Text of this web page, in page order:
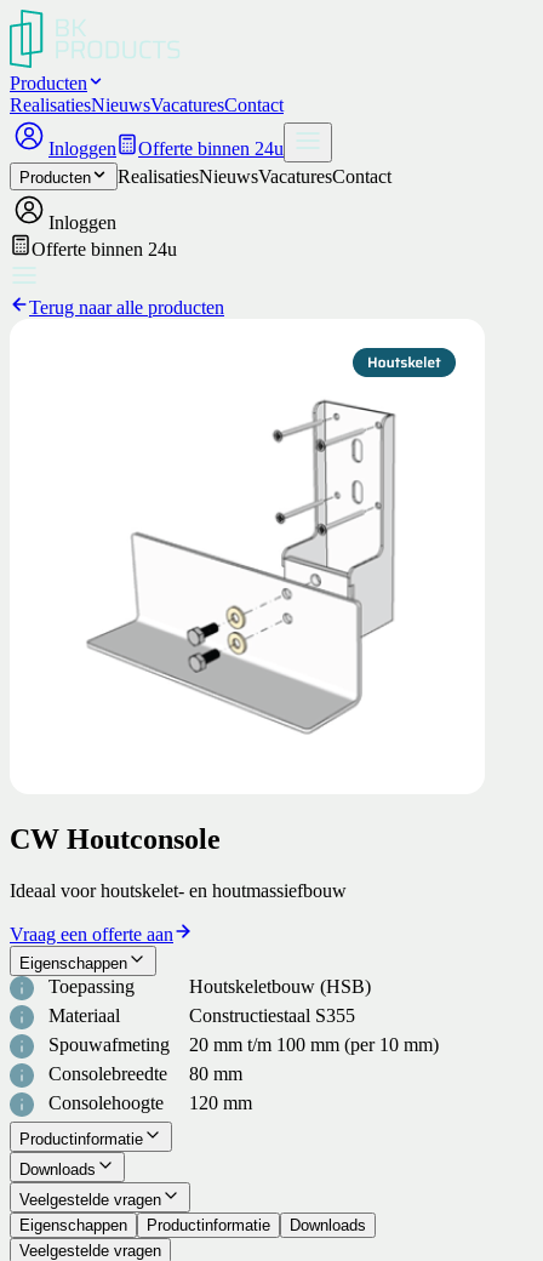
Producten
RealisatiesNieuwsVacaturesContact
Inloggen Offerte binnen 24u
Producten RealisatiesNieuwsVacaturesContact
Inloggen
Offerte binnen 24u
Terug naar alle producten
CW Houtconsole
Ideaal voor houtskelet- en houtmassiefbouw
Vraag een offerte aan
Eigenschappen
Toepassing
Houtskeletbouw (HSB)
Materiaal
Constructiestaal S355
Spouwafmeting
20 mm t/m 100 mm (per 10 mm)
Consolebreedte
80 mm
Consolehoogte
120 mm
Productinformatie
Downloads
Veelgestelde vragen
Eigenschappen
Productinformatie
Downloads
Veelgestelde vragen